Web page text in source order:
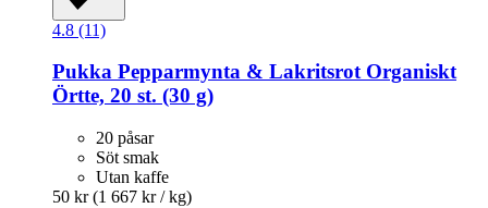
4.8 (11)
Pukka Pepparmynta & Lakritsrot Organiskt
Örtte, 20 st. (30 g)
20 påsar
Söt smak
Utan kaffe
50 kr (1 667 kr / kg)